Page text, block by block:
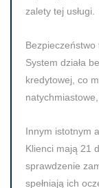
zalety tej usługi.
Bezpieczeństwo
System działa
kredytowej, co
Innym istotnym
Klienci mają 21
sprawdzenie
spełniają ich